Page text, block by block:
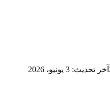
آخر تحديث: 3 يونيو، 2026